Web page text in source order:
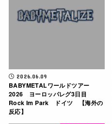
2026.06.09
BABYMETALワールドツアー
2026 ヨーロッパレグ3日目
Rock Im Park ドイツ 【海外の
反応】